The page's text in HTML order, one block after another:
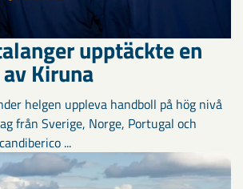
upptäckte en
Kiruna
helgen uppleva handboll på hög nivå
från Sverige, Norge, Portugal och
...